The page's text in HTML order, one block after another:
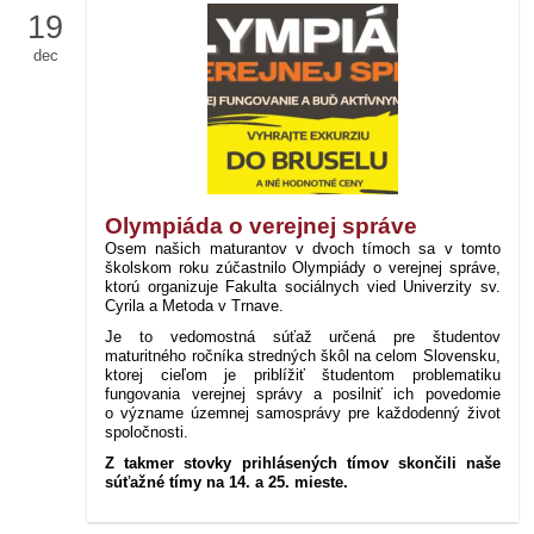
19
dec
Olympiáda o verejnej správe
Osem našich maturantov v dvoch tímoch sa v tomto
školskom roku zúčastnilo Olympiády o verejnej správe,
ktorú organizuje Fakulta sociálnych vied Univerzity sv.
Cyrila a Metoda v Trnave.
Je to vedomostná súťaž určená pre študentov
maturitného ročníka stredných škôl na celom Slovensku,
ktorej cieľom je priblížiť študentom problematiku
fungovania verejnej správy a posilniť ich povedomie
o význame územnej samosprávy pre každodenný život
spoločnosti.
Z takmer stovky prihlásených tímov skončili naše
súťažné tímy na 14. a 25. mieste.